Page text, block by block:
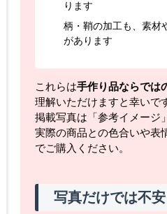
ります
柄・鞘の加工も、素材
があります
これらは手作り品ならでは
理解いただけますと幸いで
掲載写真は「参考イメージ
実際の商品との色合いや表
でご購入ください。
写真だけでは不